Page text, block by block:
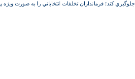
جلوگيري كند؛ فرمانداران تخلفات انتخاباتي را به صورت ويژه